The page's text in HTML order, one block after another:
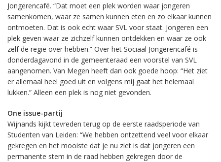
Jongerencafé. “Dat moet een plek worden waar jongeren
samenkomen, waar ze samen kunnen eten en zo elkaar kunnen
ontmoeten. Dat is ook echt waar SVL voor staat. Jongeren een
plek geven waar ze zichzelf kunnen ontdekken en waar ze ook
zelf de regie over hebben.” Over het Sociaal Jongerencafé is
donderdagavond in de gemeenteraad een voorstel van SVL
aangenomen. Van Megen heeft dan ook goede hoop: “Het ziet
er allemaal heel goed uit en volgens mij gaat het helemaal
lukken.” Alleen een plek is nog niet gevonden.
One issue-partij
Wijnands kijkt tevreden terug op de eerste raadsperiode van
Studenten van Leiden: “We hebben ontzettend veel voor elkaar
gekregen en het mooiste dat je nu ziet is dat jongeren een
permanente stem in de raad hebben gekregen door de